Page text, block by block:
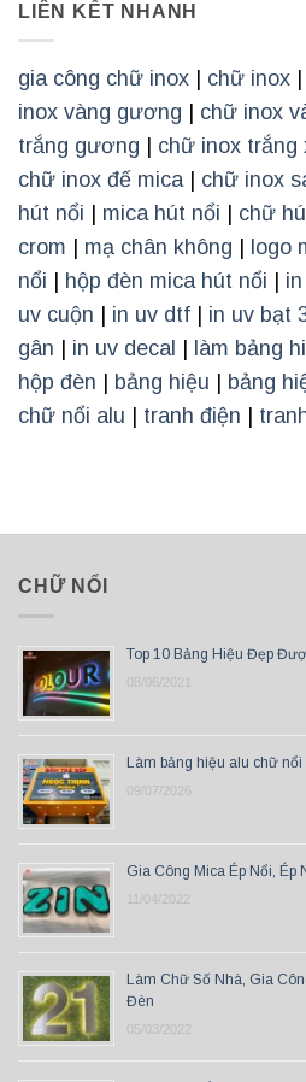
LIÊN KẾT NHANH
gia công chữ inox chữ inox
inox vàng gương
chữ inox
trắng gương
chữ inox trắng
chữ inox đế mica| chữ inox
hút nổi
mica hút nổi chữ
crom
mạ chân không logo
nổi
hộp đèn mica hút nổi
uv cuộn
in uv dtf in uv bạt
gân
in uv decal làm bảng
hộp đèn
bảng hiệu bảng
chữ nổi alu
tranh điện
CHỮ NỔI
Top 10 Bảng Hiệu Đẹp
08/06/2021
Làm bảng hiệu alu chữ
09/07/2026
Gia Công Mica Ép Nổi, Ép
11/04/2022
Làm Chữ Số Nhà, Gia
Đèn
05/03/2022